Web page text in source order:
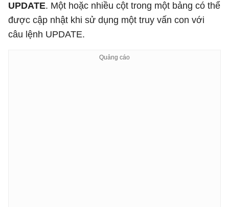
UPDATE. Một hoặc nhiều cột trong một bảng có thể
được cập nhật khi sử dụng một truy vấn con với
câu lệnh UPDATE.